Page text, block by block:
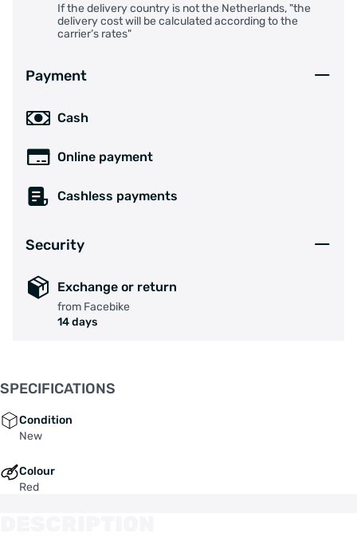
If the delivery country is not the Netherlands, "the
delivery cost will be calculated according to the
carrier’s rates"
Payment
Cash
Online payment
Cashless payments
Security
Exchange or return
from Facebike
14 days
SPECIFICATIONS
Condition
New
Colour
Red